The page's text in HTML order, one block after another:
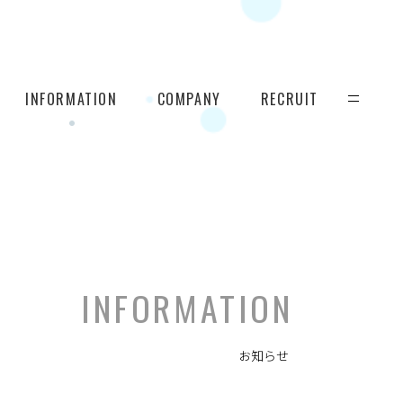
INFORMATION COMPANY RECRUIT
INFORMATION
お知らせ